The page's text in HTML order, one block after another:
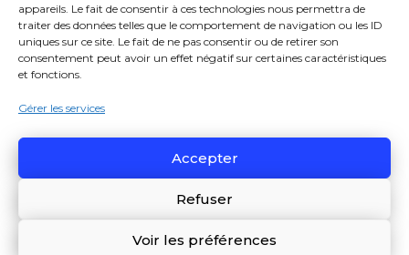
appareils. Le fait de consentir à ces technologies nous permettra de
traiter des données telles que le comportement de navigation ou les ID
uniques sur ce site. Le fait de ne pas consentir ou de retirer son
consentement peut avoir un effet négatif sur certaines caractéristiques
et fonctions.
Gérer les services
Accepter
Refuser
Voir les préférences
Mentions Légales>Politique de Confidentialité